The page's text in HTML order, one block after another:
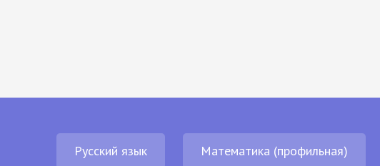
Русский язык Математика (профильная)